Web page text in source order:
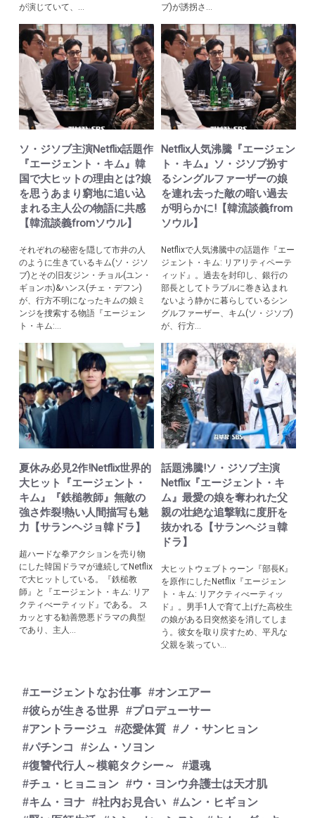
が演じていて、...
ブ)が誘拐さ...
ソ・ジソブ主演Netflix話題作
『エージェント・キム』韓
国で大ヒットの理由とは?娘
を思うあまり窮地に追い込
まれる主人公の物語に共感
【韓流談義fromソウル】
それぞれの秘密を隠して市井の人
のように生きているキム(ソ・ジソ
ブ)とその旧友ジン・チョル(ユン・
ギョンホ)&ハンス(チェ・デフン)
が、行方不明になったキムの娘ミ
ンジを捜索する物語『エージェン
ト・キム:...
Netflix人気沸騰『エージェン
ト・キム』ソ・ジソブ扮す
るシングルファーザーの娘
を連れ去った敵の暗い過去
が明らかに!【韓流談義from
ソウル】
Netflixで人気沸騰中の話題作『エー
ジェント・キム: リアリティペーテ
ィッド』。過去を封印し、銀行の
部長としてトラブルに巻き込まれ
ないよう静かに暮らしているシン
グルファーザー、キム(ソ・ジソブ)
が、行方...
夏休み必見2作!Netflix世界的
大ヒット『エージェント・
キム』『鉄槌教師』無敵の
強さ炸裂!熱い人間描写も魅
力【サランヘジョ韓ドラ】
超ハードな拳アクションを売り物
にした韓国ドラマが連続してNetflix
で大ヒットしている。『鉄槌教
師』と『エージェント・キム: リア
クティべーティッド』である。 ス
カッとする勧善懲悪ドラマの典型
であり、主人...
話題沸騰!ソ・ジソブ主演
Netflix『エージェント・キ
ム』最愛の娘を奪われた父
親の壮絶な追撃戦に度肝を
抜かれる【サランヘジョ韓
ドラ】
大ヒットウェブトゥーン『部長K』
を原作にしたNetflix『エージェン
ト・キム: リアクティべーティッ
ド』。男手1人で育て上げた高校生
の娘がある日突然姿を消してしま
う。彼女を取り戻すため、平凡な
父親を装ってい...
#エージェントなお仕事 #オンエアー
#彼らが生きる世界 #プロデューサー
#アントラージュ
#恋愛体質 #ノ・サンヒョン
#パチンコ
#シム・ソヨン
#復讐代行人～模範タクシー～
#還魂
#チュ・ヒョニョン #ウ・ヨンウ弁護士は天才肌
#キム・ヨナ #社内お見合い #ムン・ヒギョン